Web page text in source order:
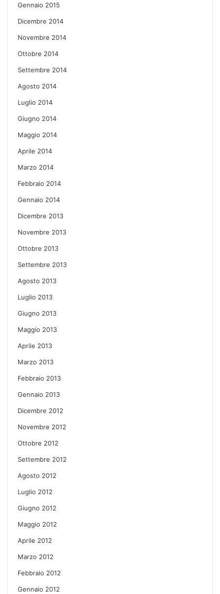
Gennaio 2015
Dicembre 2014
Novembre 2014
Ottobre 2014
Settembre 2014
Agosto 2014
Luglio 2014
Giugno 2014
Maggio 2014
Aprile 2014
Marzo 2014
Febbraio 2014
Gennaio 2014
Dicembre 2013
Novembre 2013
Ottobre 2013
Settembre 2013
Agosto 2013
Luglio 2013
Giugno 2013
Maggio 2013
Aprile 2013
Marzo 2013
Febbraio 2013
Gennaio 2013
Dicembre 2012
Novembre 2012
Ottobre 2012
Settembre 2012
Agosto 2012
Luglio 2012
Giugno 2012
Maggio 2012
Aprile 2012
Marzo 2012
Febbraio 2012
Gennaio 2012